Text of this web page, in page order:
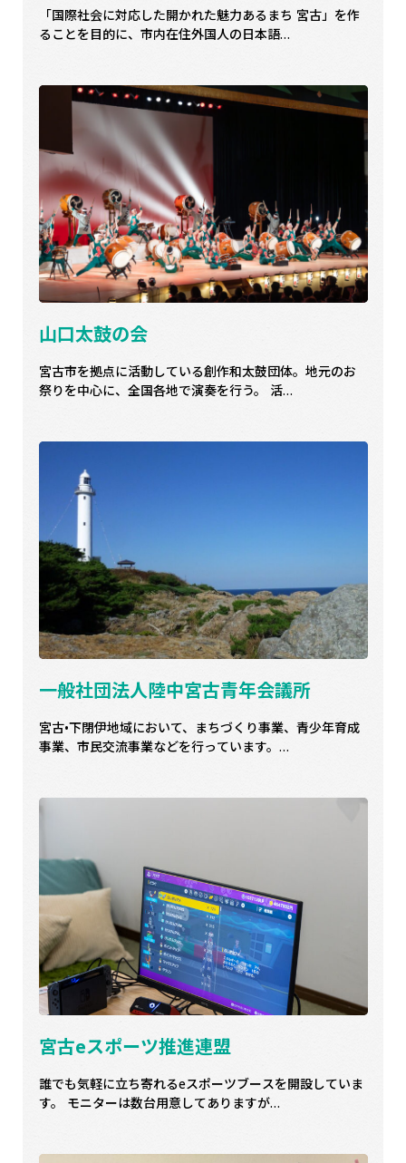
「国際社会に対応した開かれた魅力あるまち 宮古」を作
ることを目的に、市内在住外国人の日本語…
山口太鼓の会
宮古市を拠点に活動している創作和太鼓団体。地元のお
祭りを中心に、全国各地で演奏を行う。 活…
一般社団法人陸中宮古青年会議所
宮古•下閉伊地域において、まちづくり事業、青少年育成
事業、市民交流事業などを行っています。…
宮古eスポーツ推進連盟
誰でも気軽に立ち寄れるeスポーツブースを開設していま
す。 モニターは数台用意してありますが…